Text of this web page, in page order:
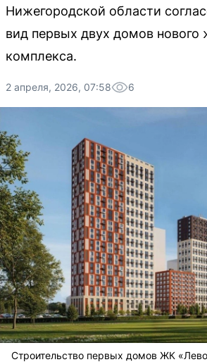
Нижегородской области
вид первых двух домов нового
комплекса.
2 апреля, 2026, 07:58 6
Строительство первых домов ЖК